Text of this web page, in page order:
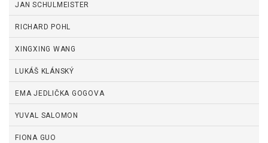
JAN SCHULMEISTER
RICHARD POHL
XINGXING WANG
LUKÁŠ KLÁNSKÝ
EMA JEDLIČKA GOGOVA
YUVAL SALOMON
FIONA GUO